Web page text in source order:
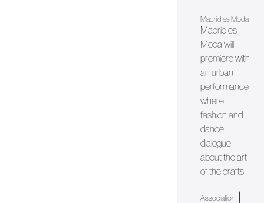
Madrid es Moda
Madrid es
Moda will
premiere with
an urban
performance
where
fashion and
dance
dialogue
about the art
of the crafts
Association